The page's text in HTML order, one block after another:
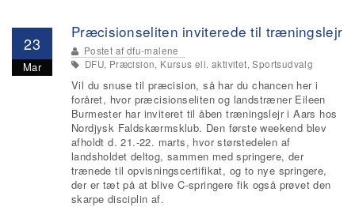
23
Mar
Præcisionseliten inviterede til træningslejr
Postet af dfu-malene
DFU, Præcision, Kursus ell. aktivitet, Sportsudvalg
Vil du snuse til præcision, så har du chancen her i
foråret, hvor præcisionseliten og landstræner Eileen
Burmester har inviteret til åben træningslejr i Aars hos
Nordjysk Faldskærmsklub. Den første weekend blev
afholdt d. 21.-22. marts, hvor størstedelen af
landsholdet deltog, sammen med springere, der
trænede til opvisningscertifikat, og to nye springere,
der er tæt på at blive C-springere fik også prøvet den
skarpe disciplin af.